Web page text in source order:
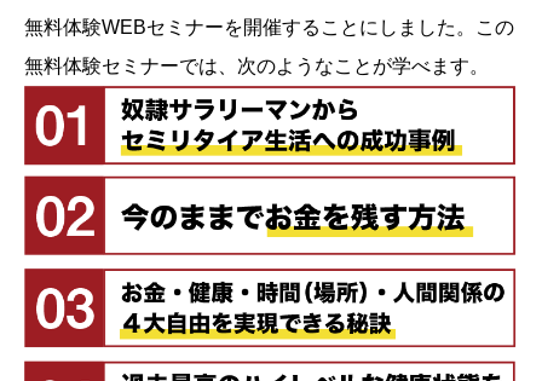
無料体験WEBセミナーを開催することにしました。この
無料体験セミナーでは、次のようなことが学べます。